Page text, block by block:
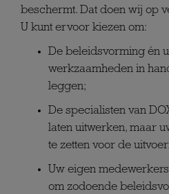
beschermt. Dat doen wij op
U kunt ervoor kiezen om:
De beleidsvorming én
werkzaamheden in
leggen;
De specialisten van
laten uitwerken, maar
te zetten voor de
Uw eigen
om zodoende